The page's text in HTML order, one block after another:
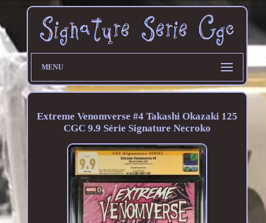
MENU
Extreme Venomverse #4 Takashi Okazaki 125
CGC 9.9 Série Signature Necroko